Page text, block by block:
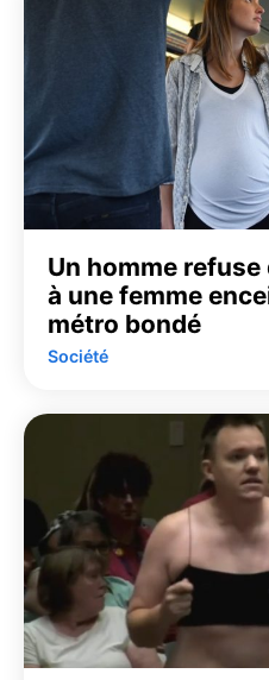
Un homme
à une femme
métro bondé
Société